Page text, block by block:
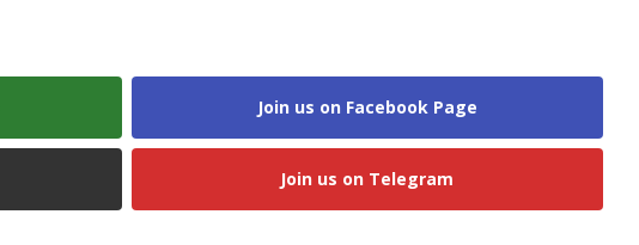
Join us on Facebook Page
Join us on Telegram